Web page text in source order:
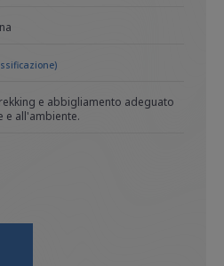
e abbigliamento adeguato
e all'ambiente.